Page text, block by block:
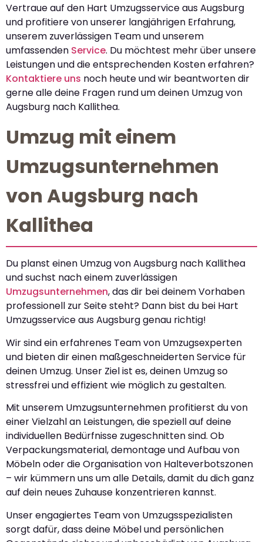
Vertraue auf den Hart Umzugsservice aus Augsburg
und profitiere von unserer langjährigen Erfahrung,
unserem zuverlässigen Team und unserem
umfassenden Service. Du möchtest mehr über unsere
Leistungen und die entsprechenden Kosten erfahren?
Kontaktiere uns noch heute und wir beantworten dir
gerne alle deine Fragen rund um deinen Umzug von
Augsburg nach Kallithea.
Umzug mit einem
Umzugsunternehmen
von Augsburg nach
Kallithea
Du planst einen Umzug von Augsburg nach Kallithea
und suchst nach einem zuverlässigen
Umzugsunternehmen, das dir bei deinem Vorhaben
professionell zur Seite steht? Dann bist du bei Hart
Umzugsservice aus Augsburg genau richtig!
Wir sind ein erfahrenes Team von Umzugsexperten
und bieten dir einen maßgeschneiderten Service für
deinen Umzug. Unser Ziel ist es, deinen Umzug so
stressfrei und effizient wie möglich zu gestalten.
Mit unserem Umzugsunternehmen profitierst du von
einer Vielzahl an Leistungen, die speziell auf deine
individuellen Bedürfnisse zugeschnitten sind. Ob
Verpackungsmaterial, demontage und Aufbau von
Möbeln oder die Organisation von Halteverbotszonen
– wir kümmern uns um alle Details, damit du dich ganz
auf dein neues Zuhause konzentrieren kannst.
Unser engagiertes Team von Umzugsspezialisten
sorgt dafür, dass deine Möbel und persönlichen